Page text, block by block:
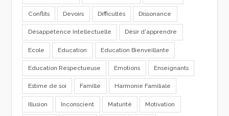
Conflits Devoirs Difficultés Dissonance
Désappétence Intellectuelle Désir d'apprendre
Ecole Education Education Bienveillante
Education Respectueuse Emotions Enseignants
Estime de soi Famille Harmonie Familiale
Illusion Inconscient Maturité Motivation